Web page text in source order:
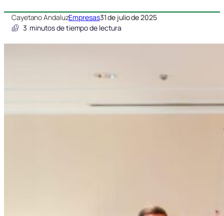
Cayetano AndaluzEmpresas31 de julio de 2025
3 minutos de tiempo de lectura